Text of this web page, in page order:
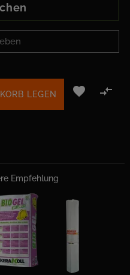
LEGEN  
Empfehlung